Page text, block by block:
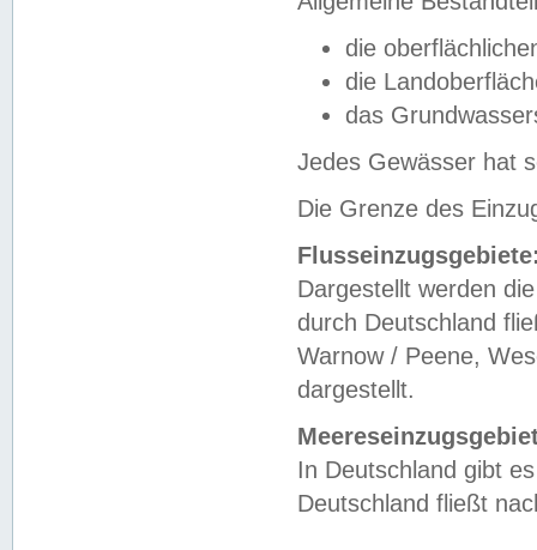
die
die
das
Jedes Gewässer hat
Die Grenze des
Dargestellt werden
durch Deutschland
Warnow / Peene,
dargestellt.
In Deutschland gibt
Deutschland fließt